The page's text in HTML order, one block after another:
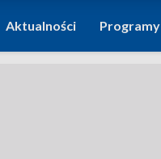
Aktualności Programy